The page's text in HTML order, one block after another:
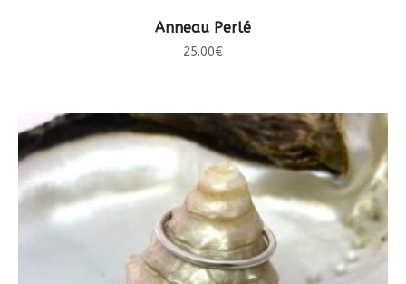
CHOIX DES OPTIONS
Anneau Perlé
25.00€